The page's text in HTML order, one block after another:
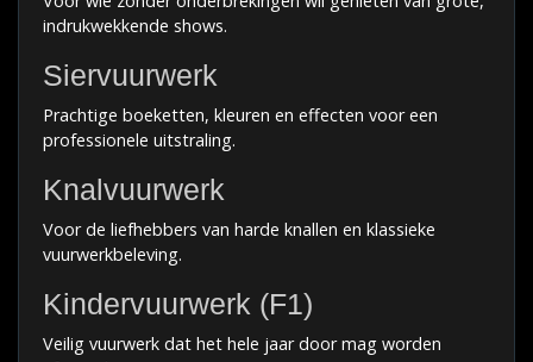
indrukwekkende shows.
Siervuurwerk
Prachtige boeketten, kleuren en effecten voor een
professionele uitstraling.
Knalvuurwerk
Voor de liefhebbers van harde knallen en klassieke
vuurwerkbeleving.
Kindervuurwerk (F1)
Veilig vuurwerk dat het hele jaar door mag worden